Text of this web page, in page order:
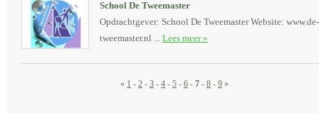
School De Tweemaster
Opdrachtgever: School De Tweemaster Website: www.de-
tweemaster.nl ... Lees meer »
« 1 - 2 - 3 - 4 - 5 - 6 - 7 - 8 - 9 »